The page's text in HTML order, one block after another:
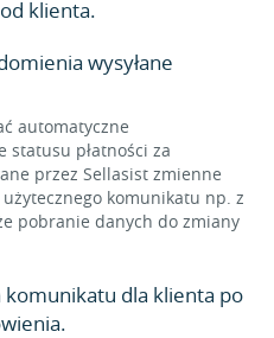
klienta.
wysyłane
automatyczne
statusu płatności za
przez Sellasist zmienne
komunikatu np. z
pobranie danych do zmiany
dla klienta po